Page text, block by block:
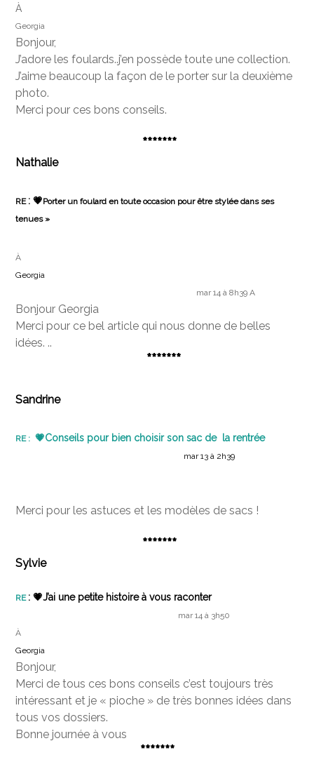
À
Georgia
Bonjour,
J’adore les foulards..j’en possède toute une collection.
J’aime beaucoup la façon de le porter sur la deuxième
photo.
Merci pour ces bons conseils.
*******
Nathalie
RE : 💗Porter un foulard en toute occasion pour être stylée dans ses
tenues »
À
Georgia
mar 14 à 8h39A
Bonjour Georgia
Merci pour ce bel article qui nous donne de belles
idées. ..
*******
Sandrine
RE : 💗Conseils pour bien choisir son sac de la rentrée
mar 13 à 2h39
Merci pour les astuces et les modèles de sacs !
*******
Sylvie
RE : 💗J’ai une petite histoire à vous raconter
mar 14 à 3h50
À
Georgia
Bonjour,
Merci de tous ces bons conseils c’est toujours très
intéressant et je « pioche » de très bonnes idées dans
tous vos dossiers.
Bonne journée à vous
*******